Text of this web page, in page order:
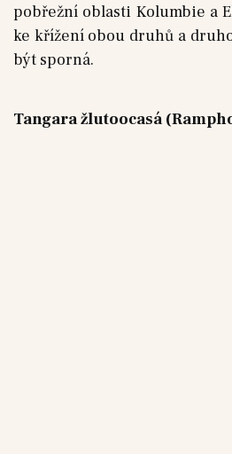
pobřežní oblasti Kolumbie a
ke křížení obou druhů a
být sporná.
Tangara žlutoocasá